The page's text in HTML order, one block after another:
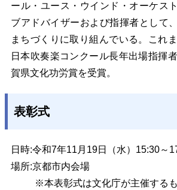
ール・ユース・ウインド・オーケス
ブアドバイザーおよび指揮者として
まちづくりに取り組んでいる。これ
日本吹奏楽コンクール長年出場指揮
賀県文化功労賞を受賞。
表彰式
日時:令和7年11月19日（水）15:30～
場所:京都市内会場
※本表彰式は文化庁が主催するも